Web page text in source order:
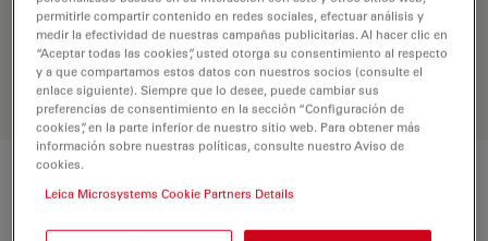
Encuentre la solución ideal. Explore
nuestroBuscador de Objetivos,
compare alternativas y encuentre la
opción que mejor se adapte a sus
necesidades.
Características
permitirle compartir contenido en redes sociales, efectuar análisis y
medir la efectividad de nuestras campañas publicitarias. Al hacer clic en
“Aceptar todas las cookies”, usted otorga su consentimiento al respecto
y a que compartamos estos datos con nuestros socios (consulte el
enlace siguiente). Siempre que lo desee, puede cambiar sus
preferencias de consentimiento en la sección “Configuración de
cookies”, en la parte inferior de nuestro sitio web. Para obtener más
información sobre nuestras políticas, consulte nuestro Aviso de
cookies.
Leica Microsystems Cookie Partners Details